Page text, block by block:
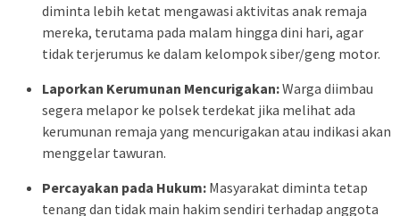
diminta lebih ketat mengawasi aktivitas anak remaja
mereka, terutama pada malam hingga dini hari, agar
tidak terjerumus ke dalam kelompok siber/geng motor.
Laporkan Kerumunan Mencurigakan:Warga diimbau
segera melapor ke polsek terdekat jika melihat ada
kerumunan remaja yang mencurigakan atau indikasi akan
menggelar tawuran.
Percayakan pada Hukum: Masyarakat diminta tetap
tenang dan tidak main hakim sendiri terhadap anggota